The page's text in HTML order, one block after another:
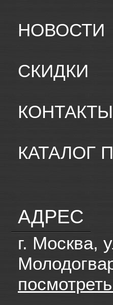
НОВОСТИ
СКИДКИ
КОНТАКТЫ
КАТАЛОГ
АДРЕС
г. Москва,